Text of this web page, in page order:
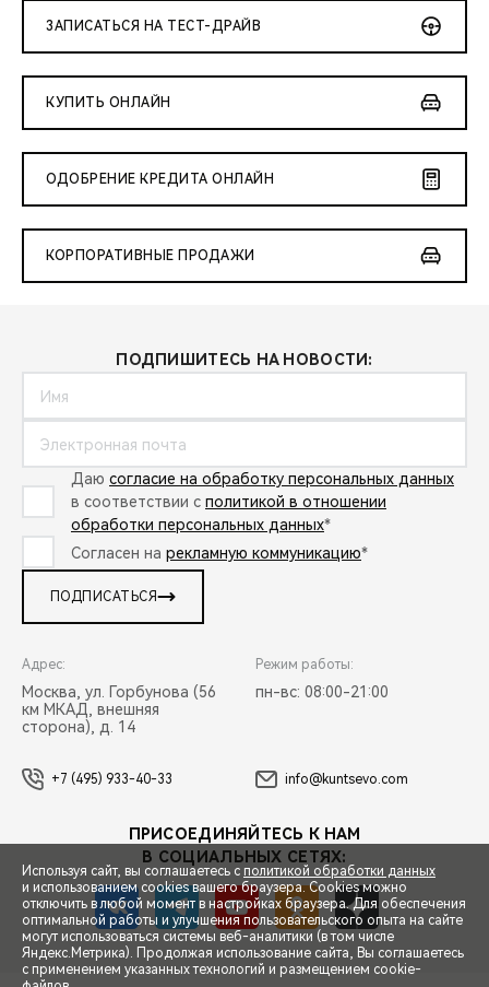
СПЕЦПРЕДЛОЖЕНИЯ
ЗАПИСАТЬСЯ НА ТЕСТ-ДРАЙВ
КУПИТЬ ОНЛАЙН
ОДОБРЕНИЕ КРЕДИТА ОНЛАЙН
КОРПОРАТИВНЫЕ ПРОДАЖИ
ПОДПИШИТЕСЬ НА НОВОСТИ:
Даю согласие на обработку персональных данных
в соответствии с политикой в отношении
обработки персональных данных*
Согласен на рекламную коммуникацию*
ПОДПИСАТЬСЯ
Адрес:
Москва, ул. Горбунова (56
км МКАД, внешняя
сторона), д. 14
Режим работы:
пн-вс: 08:00-21:00
+7 (495) 933-40-33 info@kuntsevo.com
ПРИСОЕДИНЯЙТЕСЬ К НАМ
В СОЦИАЛЬНЫХ СЕТЯХ:
Используя сайт, вы соглашаетесь с политикой обработки данных
и использованием cookies вашего браузера. Cookies можно
отключить в любой момент в настройках браузера. Для обеспечения
оптимальной работы и улучшения пользовательского опыта на сайте
могут использоваться системы веб-аналитики (в том числе
Яндекс.Метрика). Продолжая использование сайта, Вы соглашаетесь
с применением указанных технологий и размещением cookie-